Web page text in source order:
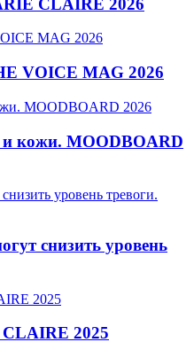
VOICE MAG 2026
кожи. MOODBOARD
снизить уровень
2025